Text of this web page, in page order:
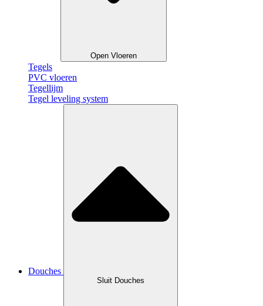
Open Vloeren
Tegels
PVC vloeren
Tegellijm
Tegel leveling system
Douches
Sluit Douches